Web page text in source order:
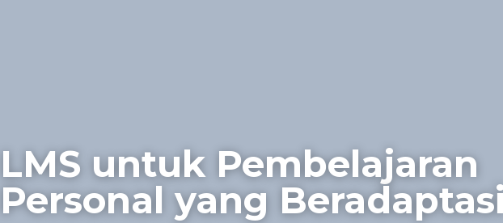
LMS untuk Pembelajaran
Personal yang Beradaptasi